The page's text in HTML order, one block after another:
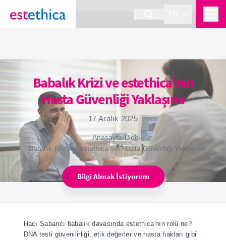
Babalık Krizi ve estethica'nın
Hasta Güvenliği Yaklaşımı
17 Aralık 2025
Anasayfa›Blog›
Babalık Krizi ve estethica'nın Hasta Güvenliği Yaklaşımı
Bilgi Almak İstiyorum
Hacı Sabancı babalık davasında estethica'nın rolü ne?
DNA testi güvenilirliği, etik değerler ve hasta hakları gibi
Ara Ara